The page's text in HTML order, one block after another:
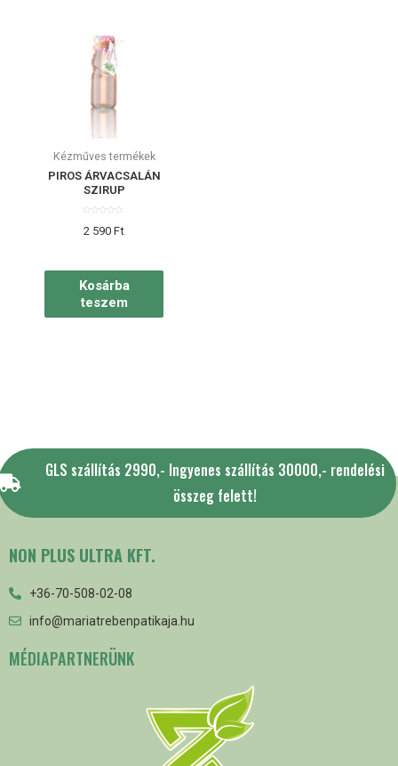
Kézműves termékek
PIROS ÁRVACSALÁN
SZIRUP
0
/2 590 Ft
Kosárba
teszem
GLS szállítás 2990,- Ingyenes szállítás 30000,- rendelési
összeg felett!
NON PLUS ULTRA KFT.
+36-70-508-02-08
info@mariatrebenpatikaja.hu
MÉDIAPARTNERÜNK